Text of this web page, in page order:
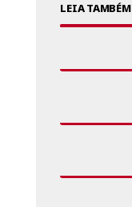
LEIA TAMBÉM